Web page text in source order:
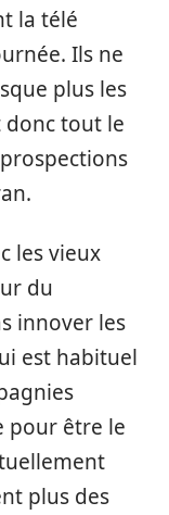
la télé
Ils ne
plus les
donc tout le
les vieux
du
innover les
est habituel
pour être le
plus des